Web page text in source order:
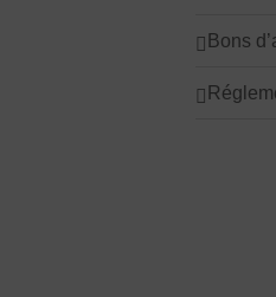
Bons